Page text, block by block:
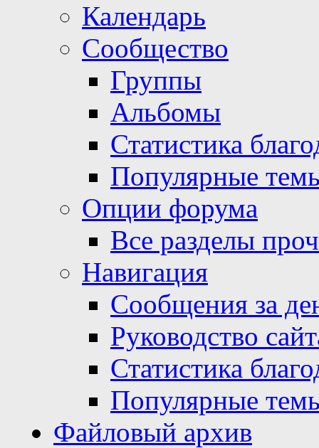
Календарь
Сообщество
Группы
Альбомы
Статистика
Популярные
Опции форума
Все разделы
Навигация
Сообщения за
Руководство
Статистика
Популярные
Файловый архив